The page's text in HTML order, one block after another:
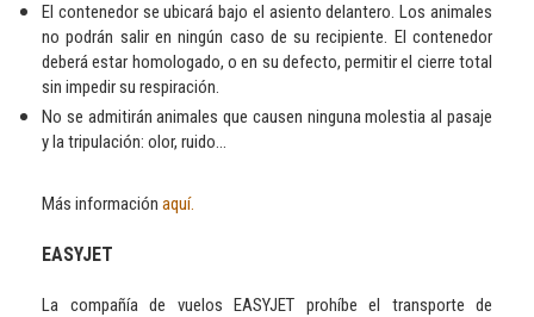
El contenedor se ubicará bajo el asiento delantero. Los animales
no podrán salir en ningún caso de su recipiente. El contenedor
deberá estar homologado, o en su defecto, permitir el cierre total
sin impedir su respiración.
No se admitirán animales que causen ninguna molestia al pasaje
y la tripulación: olor, ruido...
Más información aquí.
EASYJET
La compañía de vuelos EASYJET prohíbe el transporte de